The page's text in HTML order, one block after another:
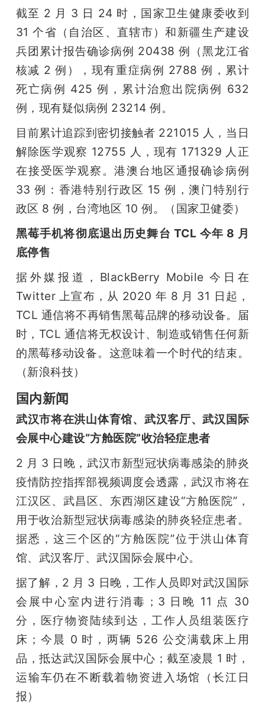
中
心
GAIR
爱
搞
截至 2 月 3 日 24 时，国家卫生健康委收到
31 个省（自治区、直辖市）和新疆生产建设
兵团累计报告确诊病例 20438 例（黑龙江省
核减 2 例），现有重症病例 2788 例，累计
死亡病例 425 例，累计治愈出院病例 632
例，现有疑似病例 23214 例。
目前累计追踪到密切接触者 221015 人，当日
解除医学观察 12755 人，现有 171329 人正
在接受医学观察。港澳台地区通报确诊病例
33 例：香港特别行政区 15 例，澳门特别行
政区 8 例，台湾地区 10 例。（国家卫健委）
黑莓手机将彻底退出历史舞台 TCL 今年 8 月
底停售
据外媒报道，BlackBerry Mobile 今日在
Twitter 上宣布，从 2020 年 8 月 31 日起，
TCL 通信将不再销售黑莓品牌的移动设备。届
时，TCL 通信将无权设计、制造或销售任何新
的黑莓移动设备。这意味着一个时代的结束。
（新浪科技）
国内新闻
武汉市将在洪山体育馆、武汉客厅、武汉国际
会展中心建设“方舱医院”收治轻症患者
2 月 3 日晚，武汉市新型冠状病毒感染的肺炎
疫情防控指挥部视频调度会透露，武汉市将在
江汉区、武昌区、东西湖区建设“方舱医院”，
用于收治新型冠状病毒感染的肺炎轻症患者。
据悉，这三个区的“方舱医院”位于洪山体育
馆、武汉客厅、武汉国际会展中心。
据了解，2 月 3 日晚，工作人员即对武汉国际
会展中心室内进行消毒；3 日晚 11 点 30
分，医疗物资陆续到达，工作人员组装医疗
床；今晨 0 时，两辆 526 公交满载床上用
品，抵达武汉国际会展中心；截至凌晨 1 时，
运输车仍在不断载着物资进入场馆（长江日
报）